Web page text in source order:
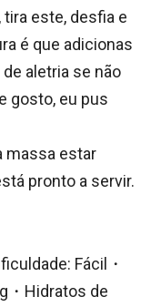
este, desfia e
é que adicionas
aletria se não
gosto, eu pus
massa estar
pronto a servir.
Fácil・
・Hidratos de